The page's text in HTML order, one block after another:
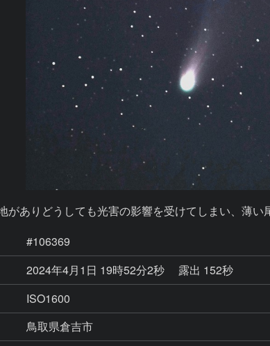
#106369
2024年4月1日 19時52分2秒
露出 152秒
ISO1600
鳥取県倉吉市